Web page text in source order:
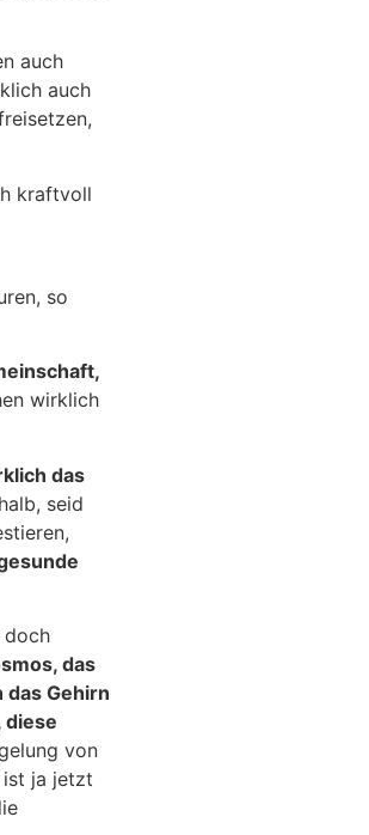
auch
auch
kraftvoll
so
wirklich
das
seid
doch
das
Gehirn
diese
von
ist ja jetzt